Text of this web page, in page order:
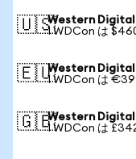
🇺🇸Western Digital
1 WDCon は
🇪🇺Western Digital
1 WDCon は
🇬🇧Western Digital
1 WDCon は